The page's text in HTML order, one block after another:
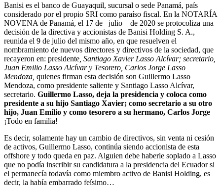
Banisi es el banco de Guayaquil, sucursal o sede Panamá, país
considerado por el propio SRI como paraíso fiscal. En la NOTARÍA
NOVENA de Panamá, el 17 de julio de 2020 se protocoliza una
decisión de la directiva y accionistas de Banisi Holding S. A.,
reunida el 9 de julio del mismo año, en que resuelven el
nombramiento de nuevos directores y directivos de la sociedad, que
recayeron en: presidente , Santiago Xavier Lasso Alcívar; secretario,
Juan Emilio Lasso Alcívar y Tesorero, Carlos Jorge Lasso
Mendoza, quienes firman esta decisión son Guillermo Lasso
Mendoza, como presidente saliente y Santiago Lasso Alcívar,
secretario. Guillermo Lasso, deja la presidencia y coloca como
presidente a su hijo Santiago Xavier; como secretario a su otro
hijo, Juan Emilio y como tesorero a su hermano, Carlos Jorge
¡Todo en familia!
Es decir, solamente hay un cambio de directivos, sin venta ni cesión
de activos, Guillermo Lasso, continúa siendo accionista de esta
offshore y todo queda en paz. Alguien debe haberle soplado a Lasso
que no podía inscribir su candidatura a la presidencia del Ecuador si
el permanecía todavía como miembro activo de Banisi Holding, es
decir, la había embarrado feísimo…